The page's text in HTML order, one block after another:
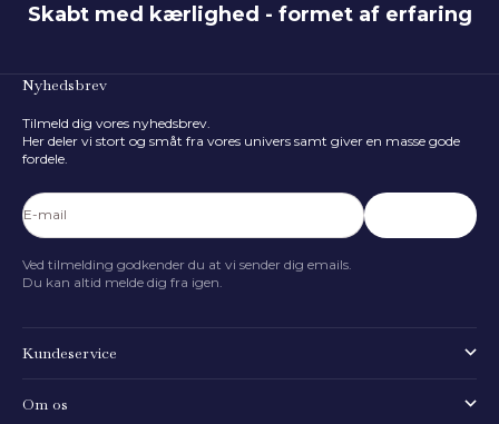
Skabt med kærlighed - formet af erfaring
Nyhedsbrev
Tilmeld dig vores nyhedsbrev.
Her deler vi stort og småt fra vores univers samt giver en masse gode
fordele.
E-mail
Ved tilmelding godkender du at vi sender dig emails.
Du kan altid melde dig fra igen.
Kundeservice
Om os